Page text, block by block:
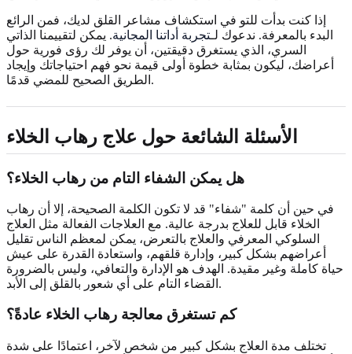
إذا كنت بدأت للتو في استكشاف مشاعر القلق لديك، فمن الرائع
البدء بالمعرفة. ندعوك لـتجربة أداتنا المجانية. يمكن لتقييمنا الذاتي
السري، الذي يستغرق دقيقتين، أن يوفر لك رؤى فورية حول
أعراضك، ليكون بمثابة خطوة أولى قيمة نحو فهم احتياجاتك وإيجاد
الطريق الصحيح للمضي قدمًا.
الأسئلة الشائعة حول علاج رهاب الخلاء
هل يمكن الشفاء التام من رهاب الخلاء؟
في حين أن كلمة "شفاء" قد لا تكون الكلمة الصحيحة، إلا أن رهاب
الخلاء قابل للعلاج بدرجة عالية. مع العلاجات الفعالة مثل العلاج
السلوكي المعرفي والعلاج بالتعرض، يمكن لمعظم الناس تقليل
أعراضهم بشكل كبير، وإدارة قلقهم، واستعادة القدرة على عيش
حياة كاملة وغير مقيدة. الهدف هو الإدارة والتعافي، وليس بالضرورة
القضاء التام على أي شعور بالقلق إلى الأبد.
كم تستغرق معالجة رهاب الخلاء عادةً؟
تختلف مدة العلاج بشكل كبير من شخص لآخر، اعتمادًا على شدة